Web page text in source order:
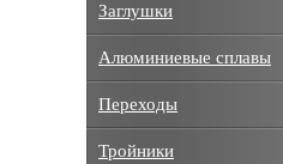
Заглушки
Алюминиевые сплавы
Переходы
Тройники